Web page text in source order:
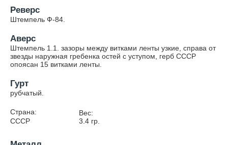
Реверс
Штемпель Ф-84.
Аверс
Штемпель 1.1. зазоры между витками ленты узкие, справа от
звезды наружная гребенка остей с уступом, герб СССР
опоясан 15 витками ленты.
Гурт
рубчатый.
Страна:
СССР
Вес:
3.4гр.